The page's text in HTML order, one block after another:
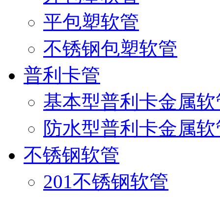
平包塑软管
不锈钢包塑软管
普利卡管
基本型普利卡金属软
防水型普利卡金属
不锈钢软管
201不锈钢软管